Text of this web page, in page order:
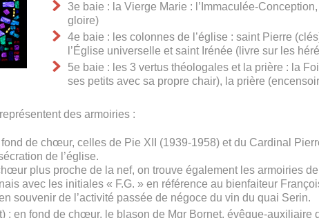
3e baie : la Vierge Marie : l’Immaculée-
gloire)
4e baie : les colonnes de l’église : saint Pierre
l’Église universelle et saint Irénée (livre sur les
5e baie : les 3 vertus théologales et la prière : la
ses petits avec sa propre chair), la prière
représentent des armoiries :
de chœur, celles de Pie XII (1939-1958) et du Cardinal
de l’église.
plus proche de la nef, on trouve également les armoiries
avec les initiales « F.G. » en référence au bienfaiteur
souvenir de l’activité passée de négoce du vin du quai Serin.
: en fond de chœur, le blason de Mgr Bornet, évêque-